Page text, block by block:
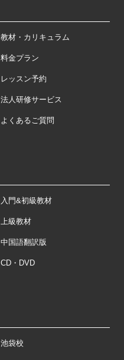
教材・カリキュラム
料金プラン
レッスン予約
法人研修サービス
よくあるご質問
入門&初級教材
上級教材
中国語翻訳版
CD・DVD
池袋校